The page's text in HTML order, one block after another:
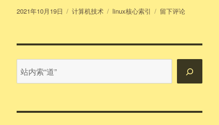
发
2021年10月19日
分
计算机技术
标
linux核心索引
于
心
引
留下评论
内